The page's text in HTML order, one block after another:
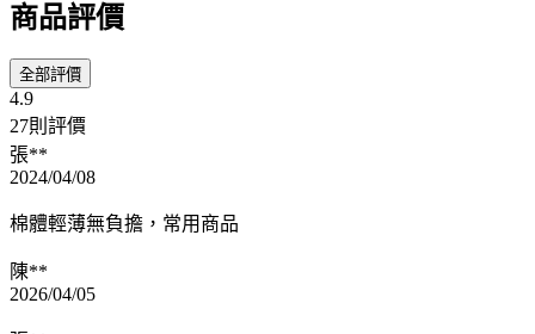
商品評價
全部評價
4.9
27則評價
張**
2024/04/08
棉體輕薄無負擔，常用商品
陳**
2026/04/05